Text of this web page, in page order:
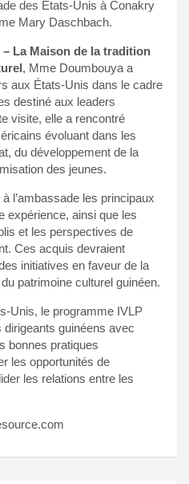
des États-Unis à Conakry
Mary Daschbach.
– La Maison de la tradition
, Mme Doumbouya a
aux États-Unis dans le cadre
destiné aux leaders
visite, elle a rencontré
évoluant dans les
du développement de la
des jeunes.
l’ambassade les principaux
expérience, ainsi que les
et les perspectives de
Ces acquis devraient
initiatives en faveur de la
patrimoine culturel guinéen.
Unis, le programme IVLP
guinéens avec
bonnes pratiques
les opportunités de
les relations entre les